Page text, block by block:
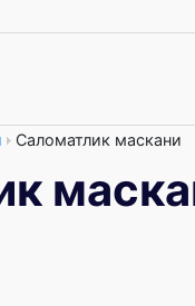
Саломатлик маскани